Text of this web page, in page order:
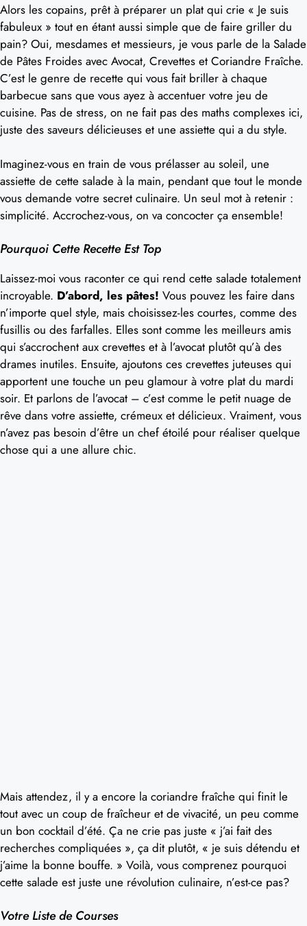
Alors les copains, prêt à préparer un plat qui crie « Je suis
fabuleux » tout en étant aussi simple que de faire griller du
pain? Oui, mesdames et messieurs, je vous parle de la Salade
de Pâtes Froides avec Avocat, Crevettes et Coriandre Fraîche.
C’est le genre de recette qui vous fait briller à chaque
barbecue sans que vous ayez à accentuer votre jeu de
cuisine. Pas de stress, on ne fait pas des maths complexes ici,
juste des saveurs délicieuses et une assiette qui a du style.
Imaginez-vous en train de vous prélasser au soleil, une
assiette de cette salade à la main, pendant que tout le monde
vous demande votre secret culinaire. Un seul mot à retenir :
simplicité. Accrochez-vous, on va concocter ça ensemble!
Pourquoi Cette Recette Est Top
Laissez-moi vous raconter ce qui rend cette salade totalement
incroyable. D’abord, les pâtes! Vous pouvez les faire dans
n’importe quel style, mais choisissez-les courtes, comme des
fusillis ou des farfalles. Elles sont comme les meilleurs amis
qui s’accrochent aux crevettes et à l’avocat plutôt qu’à des
drames inutiles. Ensuite, ajoutons ces crevettes juteuses qui
apportent une touche un peu glamour à votre plat du mardi
soir. Et parlons de l’avocat – c’est comme le petit nuage de
rêve dans votre assiette, crémeux et délicieux. Vraiment, vous
n’avez pas besoin d’être un chef étoilé pour réaliser quelque
chose qui a une allure chic.
Mais attendez, il y a encore la coriandre fraîche qui finit le
tout avec un coup de fraîcheur et de vivacité, un peu comme
un bon cocktail d’été. Ça ne crie pas juste « j’ai fait des
recherches compliquées », ça dit plutôt, « je suis détendu et
j’aime la bonne bouffe. » Voilà, vous comprenez pourquoi
cette salade est juste une révolution culinaire, n’est-ce pas?
Votre Liste de Courses